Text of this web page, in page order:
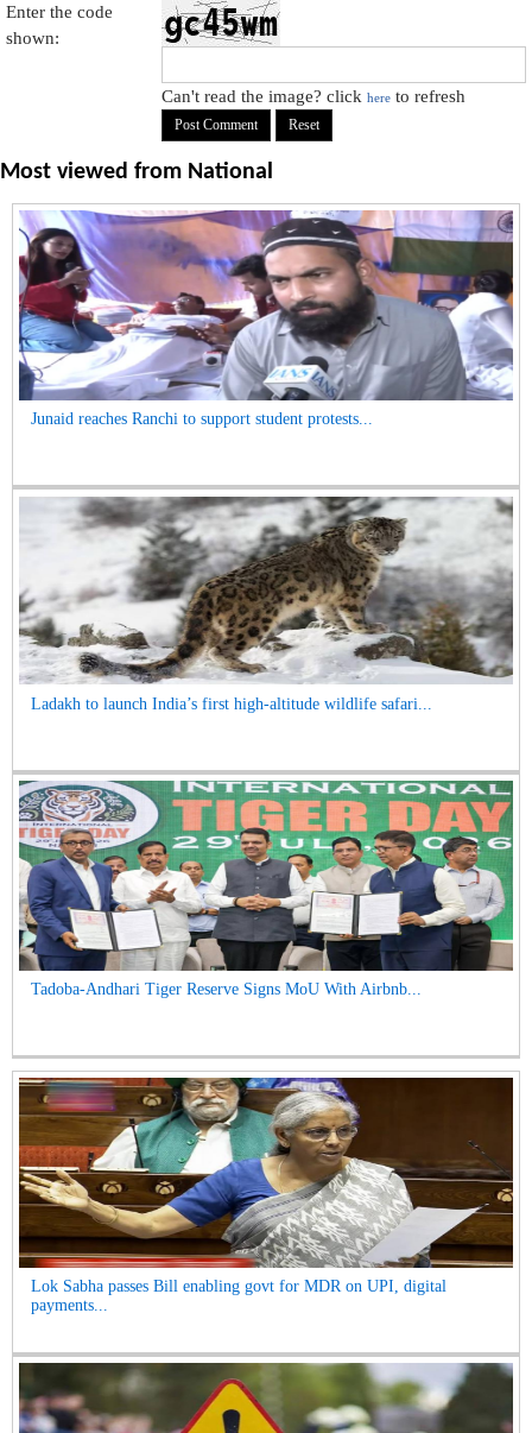
Enter the code
shown:
Can't read the image? clickhere to refresh
Most viewed from National
Junaid reaches Ranchi to support student protests...
Ladakh to launch India’s first high-altitude wildlife safari...
Tadoba-Andhari Tiger Reserve Signs MoU With Airbnb...
Lok Sabha passes Bill enabling govt for MDR on UPI, digital
payments...